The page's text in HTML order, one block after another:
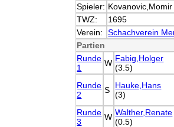
Spieler: Kovanovic,Momir
TWZ:
1695
Verein:
Schachverein
Partien
Runde
1
W Fabig,Holger
(3.5)
Runde
2
S
Hauke,Hans
(3)
Runde
3
W Walther,Renate
(0.5)